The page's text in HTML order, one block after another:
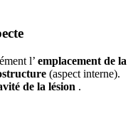
l’ emplacement de la
(aspect interne).
de la lésion .